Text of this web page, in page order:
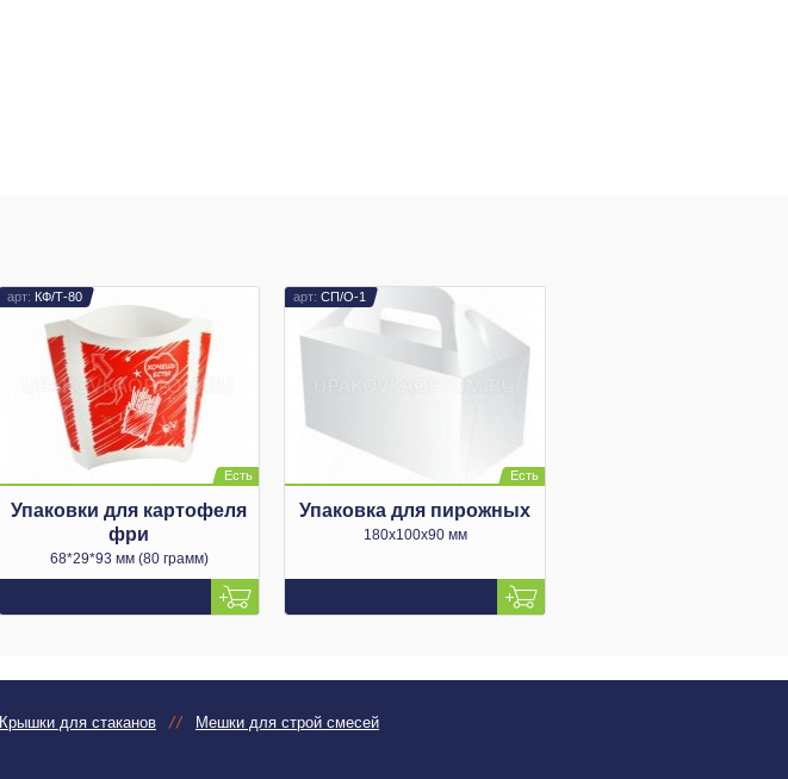
КФ/Т-80
Упаковки для картофеля
фри
68*29*93 мм (80 грамм)
СП/О-1
Упаковка для пирожных
180х100х90 мм
Крышки для стаканов Мешки для строй смесей